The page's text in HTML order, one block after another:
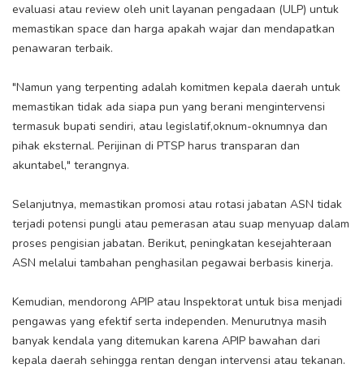
evaluasi atau review oleh unit layanan pengadaan (ULP) untuk
memastikan space dan harga apakah wajar dan mendapatkan
penawaran terbaik.
"Namun yang terpenting adalah komitmen kepala daerah untuk
memastikan tidak ada siapa pun yang berani mengintervensi
termasuk bupati sendiri, atau legislatif,oknum-oknumnya dan
pihak eksternal. Perijinan di PTSP harus transparan dan
akuntabel," terangnya.
Selanjutnya, memastikan promosi atau rotasi jabatan ASN tidak
terjadi potensi pungli atau pemerasan atau suap menyuap dalam
proses pengisian jabatan. Berikut, peningkatan kesejahteraan
ASN melalui tambahan penghasilan pegawai berbasis kinerja.
Kemudian, mendorong APIP atau Inspektorat untuk bisa menjadi
pengawas yang efektif serta independen. Menurutnya masih
banyak kendala yang ditemukan karena APIP bawahan dari
kepala daerah sehingga rentan dengan intervensi atau tekanan.